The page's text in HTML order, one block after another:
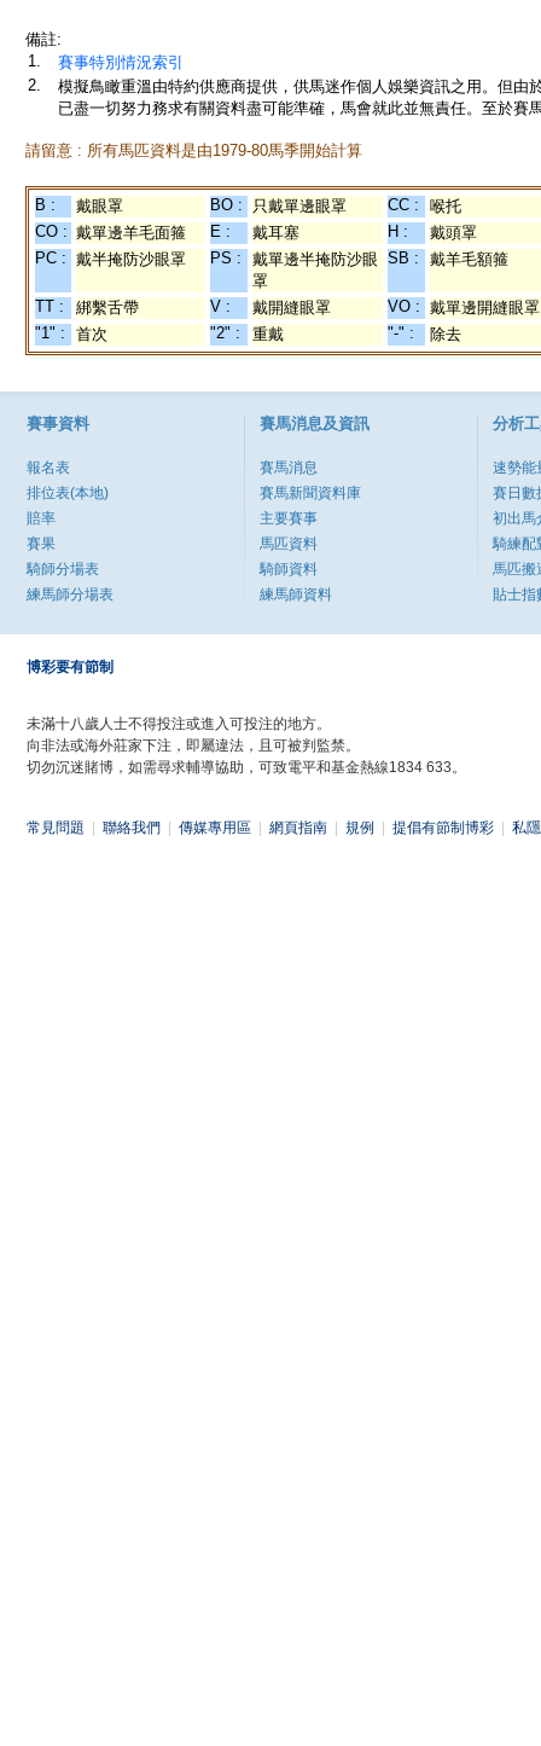
備註:
1.
賽事特別情況索引
2.
模擬鳥瞰重溫由特約供應商提供，供馬迷作個人娛樂資訊之用。但
已盡一切努力務求有關資料盡可能準確，馬會就此並無責任。至於賽
請留意 : 所有馬匹資料是由1979-80馬季開始計算
B : 戴眼罩 BO : 只戴單邊眼罩 CC :
喉托
CO : 戴單邊羊毛面箍 E : 戴耳塞 H :
戴頭罩
PC : 戴半掩防沙眼罩 PS :
戴單邊半掩防沙眼
罩
SB : 戴羊毛額箍
TT : 綁繫舌帶 V : 戴開縫眼罩 VO : 戴單邊開縫眼罩
"1" :
首次 "2" : 重戴 "-" : 除去
賽事資料
報名表
排位表(本地)
賠率
賽果
騎師分場表
練馬師分場表
賽馬消息及資訊
賽馬消息
賽馬新聞資料庫
主要賽事
馬匹資料
騎師資料
練馬師資料
分析
速勢能
賽日數
初出馬
騎練配
馬匹搬
貼士指
博彩要有節制
未滿十八歲人士不得投注或進入可投注的地方。
向非法或海外莊家下注，即屬違法，且可被判監禁。
切勿沉迷賭博，如需尋求輔導協助，可致電平和基金熱線1834 633。
常見問題 聯絡我們 傳媒專用區 網頁指南 規例 提倡有節制博彩 私